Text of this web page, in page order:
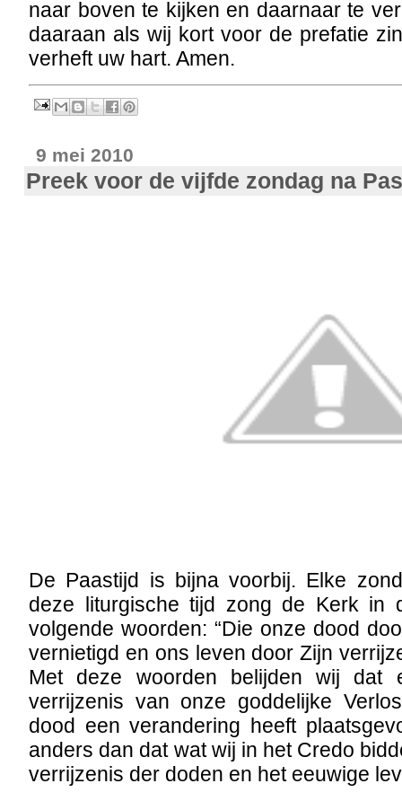
naar boven te kijken en daarnaar te
daaraan als wij kort voor de prefatie
verheft uw hart. Amen.
9 mei 2010
Preek voor de vijfde zondag na
De Paastijd is bijna voorbij. Elke
deze liturgische tijd zong de Kerk in
volgende woorden: “Die onze dood
vernietigd en ons leven door Zijn
Met deze woorden belijden wij
verrijzenis van onze goddelijke
dood een verandering heeft
anders dan dat wat wij in het Credo
verrijzenis der doden en het eeuwige